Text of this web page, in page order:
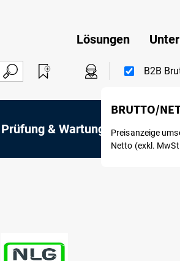
Lösungen
B2B
Prüfung & Wartung